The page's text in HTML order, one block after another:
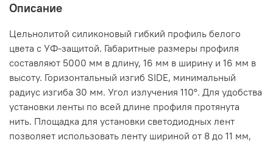
Описание
Цельнолитой силиконовый гибкий профиль белого
цвета с УФ-защитой. Габаритные размеры профиля
составляют 5000 мм в длину, 16 мм в ширину и 16 мм в
высоту. Горизонтальный изгиб SIDE, минимальный
радиус изгиба 30 мм. Угол излучения 110°. Для удобства
установки ленты по всей длине профиля протянута
нить. Площадка для установки светодиодных лент
позволяет использовать ленту шириной от 8 до 11 мм,